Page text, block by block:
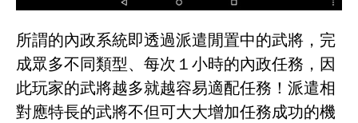
所謂的內政系統即透過派遣閒置中的武將，完
成眾多不同類型、每次１小時的內政任務，因
此玩家的武將越多就越容易適配任務！派遣相
對應特長的武將不但可大大增加任務成功的機